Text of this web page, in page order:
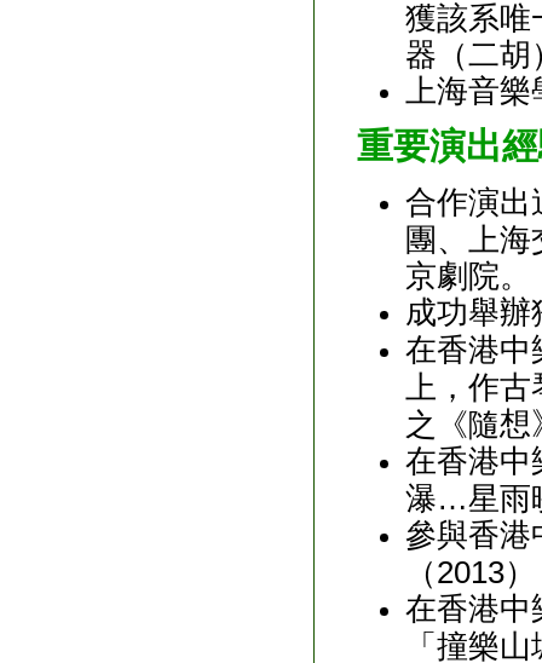
獲該系唯
器（二胡
上海音
重要演出
合作演出
團、上
京劇院。
成功舉辦
在香港中
上，作
之《隨想
在香港中
瀑…星雨
參與香港
（2013）
在香港中
「撞樂